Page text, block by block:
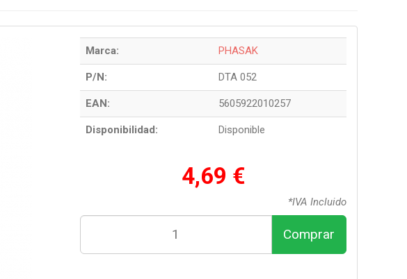
Marca: PHASAK
P/N: DTA 052
EAN: 5605922010257
Disponibilidad: Disponible
4,69 €
*IVA Incluido
Comprar